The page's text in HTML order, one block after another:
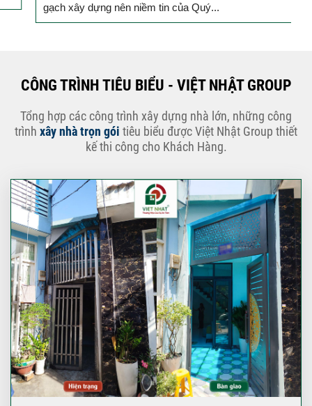
gạch xây dựng nên niềm tin của Quý...
CÔNG TRÌNH TIÊU BIỂU - VIỆT NHẬT GROUP
Tổng hợp các công trình xây dựng nhà lớn, những công
trình xây nhà trọn gói tiêu biểu được Việt Nhật Group thiết
kế thi công cho Khách Hàng.